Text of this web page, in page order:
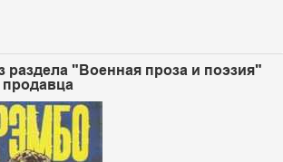
раздела "Военная проза и поэзия"
продавца